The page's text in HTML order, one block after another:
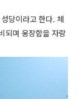
당이라고 한다. 체
되며 웅장함을 자랑